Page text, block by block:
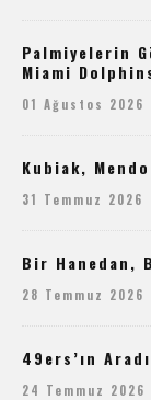
Palmiyelerin
Miami
01 Ağustos 2026
Kubiak,
31 Temmuz 2026
Bir Hanedan,
28 Temmuz 2026
49ers’ın
24 Temmuz 2026